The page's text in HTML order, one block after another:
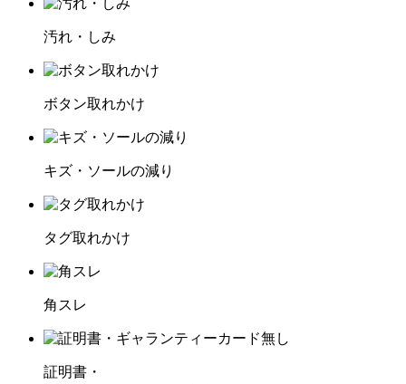
汚れ・しみ
ボタン取れかけ
キズ・ソールの減り
タグ取れかけ
角スレ
証明書・